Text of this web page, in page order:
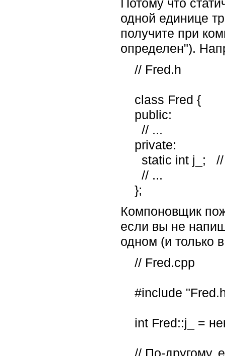
Потому что
одной единице
получите при
определен").
    };
Компоновщик
если вы не
одном (и только